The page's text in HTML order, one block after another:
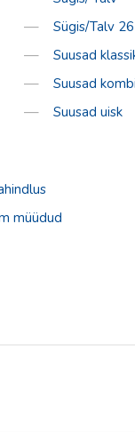
Sügis/Talv 26
Suusad
Suusad kombi
Suusad uisk
müüdud